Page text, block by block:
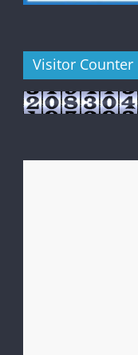
Visitor Counter